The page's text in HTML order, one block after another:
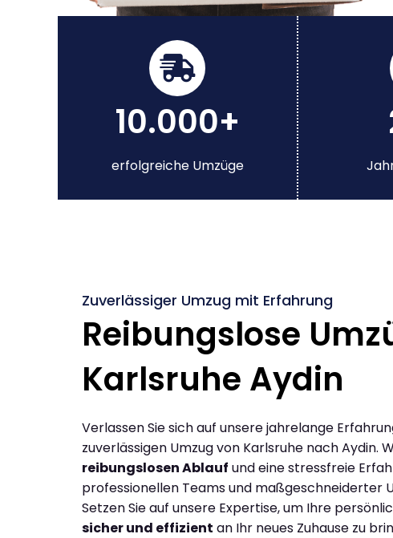
10.000+
erfolgreiche Umzüge
Zuverlässiger Umzug mit Erfahrung
Reibungslose
Karlsruhe Aydin
Verlassen Sie sich auf unsere jahrelange
zuverlässigen Umzug von Karlsruhe nach Aydin.
reibungslosen Ablauf und eine stressfreie
professionellen Teams und maßgeschneiderter
Setzen Sie auf unsere Expertise, um Ihre
sicher und effizient an Ihr neues Zuhause zu